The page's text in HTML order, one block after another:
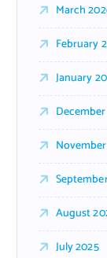
March
February
January
August
July 2025